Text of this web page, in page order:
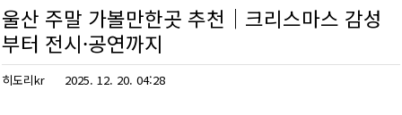
울산 주말 가볼만한곳 추천｜크리스마스 감성
부터 전시·공연까지
히도리kr 2025. 12. 20. 04:28